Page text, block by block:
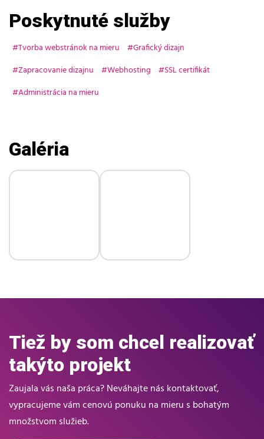
Poskytnuté služby
Tvorba webstránok na mieru
Grafický dizajn
Zapracovanie dizajnu
Webhosting
SSL certifikát
Administrácia na mieru
Galéria
Tiež by som chcel realizovať
takýto projekt
Zaujala vás naša práca? Neváhajte nás kontaktovať,
vypracujeme vám cenovú ponuku na mieru s bohatým
množstvom služieb.